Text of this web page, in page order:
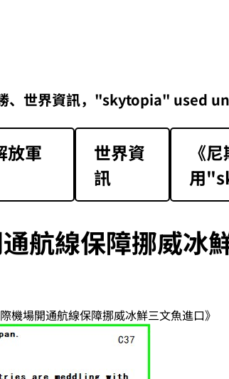
、世界資訊，"skytopia" used
軍
世界資
訊
《
用
航線保障挪威冰
機場開通航線保障挪威冰鮮三文魚進口》